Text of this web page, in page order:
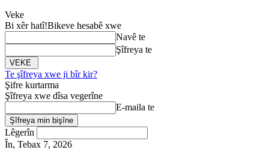
Veke
Bi xêr hatî!Bikeve hesabê xwe
Navê te
Şîfreya te
Te şîfreya xwe ji bîr kir?
Şifre kurtarma
Şîfreya xwe dîsa vegerîne
E-maila te
Lêgerîn
În, Tebax 7, 2026